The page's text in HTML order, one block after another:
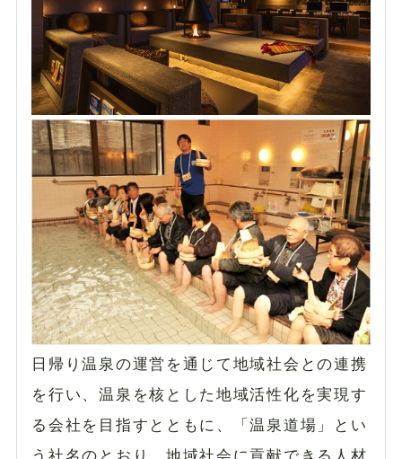
日帰り温泉の運営を通じて地域社会との連携
を行い、温泉を核とした地域活性化を実現す
る会社を目指すとともに、「温泉道場」とい